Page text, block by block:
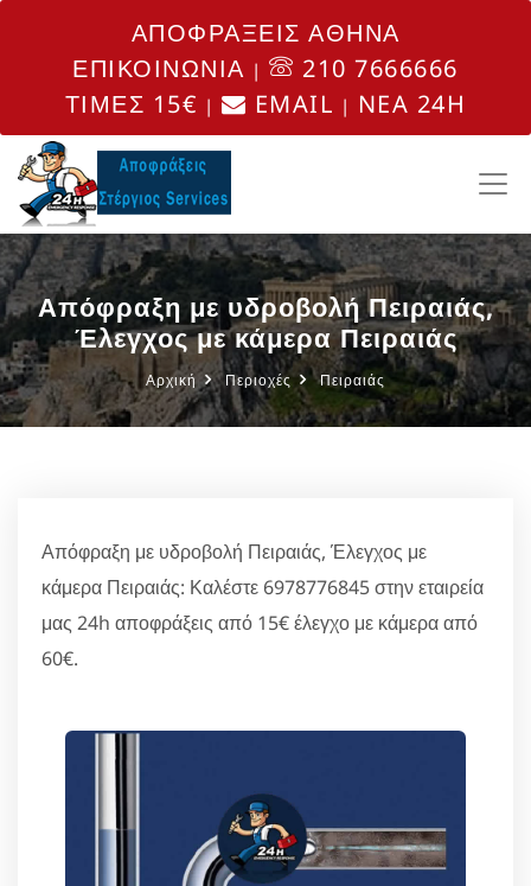
ΑΠΟΦΡΑΞΕΙΣ ΑΘΗΝΑ
ΕΠΙΚΟΙΝΩΝΙΑ |
210 7666666
ΤΙΜΕΣ 15€ | EMAIL | NEA 24H
Απόφραξη με υδροβολή Πειραιάς,
Έλεγχος με κάμερα Πειραιάς
Αρχική Περιοχές Πειραιάς
Απόφραξη με υδροβολή Πειραιάς, Έλεγχος με
κάμερα Πειραιάς: Καλέστε 6978776845 στην εταιρεία
μας 24h αποφράξεις από 15€ έλεγχο με κάμερα από
60€.